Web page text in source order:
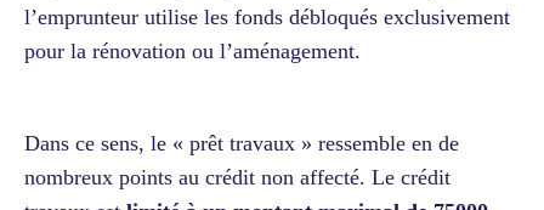
l’emprunteur utilise les fonds débloqués exclusivement
pour la rénovation ou l’aménagement.
Dans ce sens, le « prêt travaux » ressemble en de
nombreux points au crédit non affecté. Le crédit